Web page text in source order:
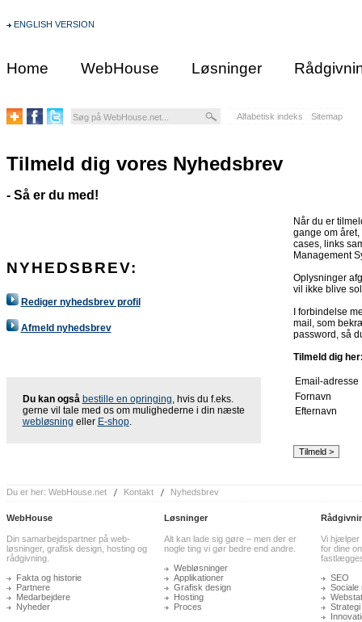
ENGLISH VERSION
Home WebHouse Løsninger
Alfabetisk indeks Sitemap
Tilmeld dig vores Nyhedsbrev
- Så er du med!
NYHEDSBREV:
Rediger nyhedsbrev profil
Afmeld nyhedsbrev
Du kan også bestille en opringing, hvis du f.eks.
gerne vil tale med os om mulighederne i din næste
webløsning eller E-shop.
Når du er
gange om
cases, links
Management
Oplysninger
vil ikke blive
I forbindelse
mail, som
password, så
Tilmeld dig
Email-adresse
Fornavn
Efternavn
Du er her: WebHouse.net Kontakt Nyhedsbrev
WebHouse
Din samarbejdspartner på web-
løsninger, grafisk design, hosting og
rådgivning.
Fakta og historie
Partnere
Medarbejdere
Nyheder
Løsninger
Alt kan lade sig gøre – men der er
nogle ting vi gør bedre end andre.
Webløsninger
Applikationer
Grafisk design
Hosting
Proces
Vi hjælper
for dine
SEO
Sociale
Strategi